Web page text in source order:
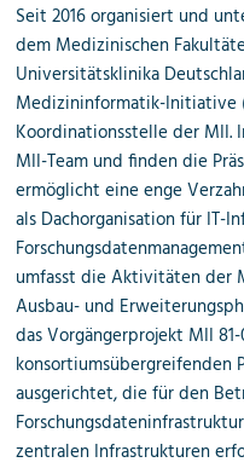
Seit 2016 organisiert und
dem Medizinischen
Universitätsklinika
Medizininformatik-Initiative
Koordinationsstelle der MII.
MII-Team und finden die
ermöglicht eine enge
als Dachorganisation für IT-
umfasst die Aktivitäten der
Ausbau- und
das Vorgängerprojekt MII
konsortiumsübergreifenden
ausgerichtet, die für den
zentralen Infrastrukturen